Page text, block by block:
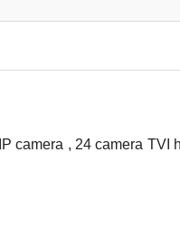
camera , 24 camera TVI